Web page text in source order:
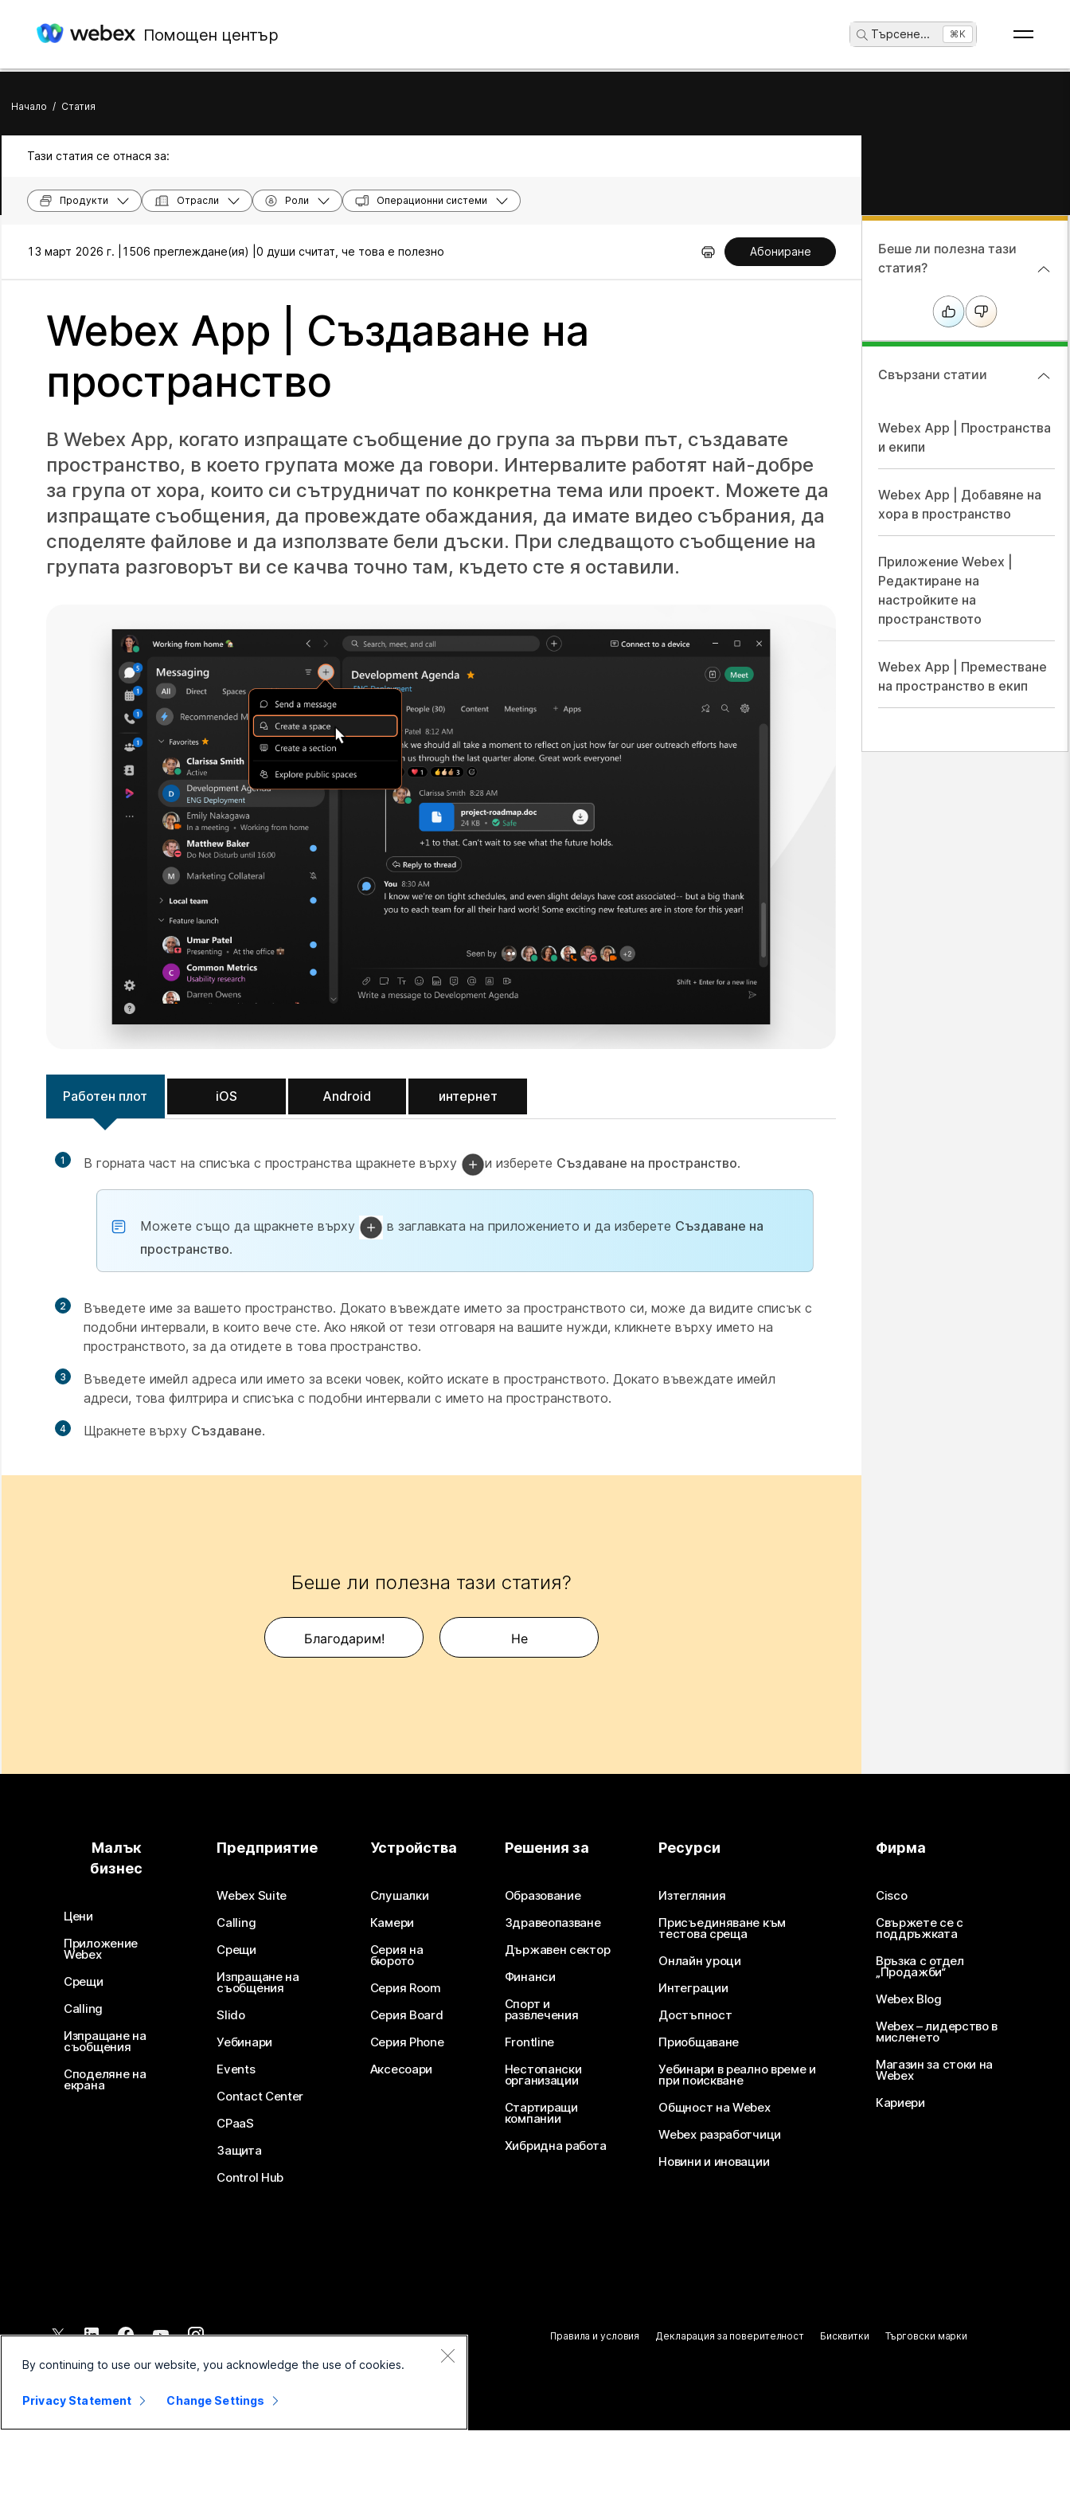
Помощен център Търсене... ⌘K
Начало / Статия
Тази статия се отнася за:
Продукти Отрасли Роли Операционни системи
13 март 2026 г. | 1506 преглеждане(ия) | 0 души считат, че това е полезно Абониране
Webex App | Създаване на
пространство
В Webex App, когато изпращате съобщение до група за първи път, създавате
пространство, в което групата може да говори. Интервалите работят най-добре
за група от хора, които си сътрудничат по конкретна тема или проект. Можете да
изпращате съобщения, да провеждате обаждания, да имате видео събрания, да
споделяте файлове и да използвате бели дъски. При следващото съобщение на
групата разговорът ви се качва точно там, където сте я оставили.
Работен плот iOS Android интернет
1 В горната част на списъка с пространства щракнете върху и изберете Създаване на пространство.
Можете също да щракнете върху в заглавката на приложението и да изберете Създаване на
пространство.
2
Въведете име за вашето пространство. Докато въвеждате името за пространството си, може да видите списък с
подобни интервали, в които вече сте. Ако някой от тези отговаря на вашите нужди, кликнете върху името на
пространството, за да отидете в това пространство.
3
Въведете имейл адреса или името за всеки човек, който искате в пространството. Докато въвеждате имейл
адреси, това филтрира и списъка с подобни интервали с името на пространството.
4 Щракнете върху Създаване.
Беше ли полезна тази статия?
Благодарим! Не
Беше ли полезна тази
статия?
Свързани статии
Webex App | Пространства
и екипи
Webex App | Добавяне на
хора в пространство
Приложение Webex |
Редактиране на
настройките на
пространството
Webex App | Преместване
на пространство в екип
Малък
бизнес
Цени
Приложение
Webex
Срещи
Calling
Изпращане на
съобщения
Споделяне на
екрана
Предприятие
Webex Suite
Calling
Срещи
Изпращане на
съобщения
Slido
Уебинари
Events
Contact Center
CPaaS
Защита
Control Hub
Устройства
Слушалки
Камери
Серия на
бюрото
Серия Room
Серия Board
Серия Phone
Аксесоари
Решения за
Образование
Здравеопазване
Държавен сектор
Финанси
Спорт и
развлечения
Frontline
Нестопански
организации
Стартиращи
компании
Хибридна работа
Ресурси
Изтегляния
Присъединяване към
тестова среща
Онлайн уроци
Интеграции
Достъпност
Приобщаване
Уебинари в реално време и
при поискване
Общност на Webex
Webex разработчици
Новини и иновации
Фирма
Cisco
Свържете се с
поддръжката
Връзка с отдел
„Продажби“
Webex Blog
Webex – лидерство в
мисленето
Магазин за стоки на
Webex
Кариери
2026 Cisco и/или техните филиали. Всички права запазени.
Правила и условия Декларация за поверителност Бисквитки Търговски марки
By continuing to use our website, you acknowledge the use of cookies.
Privacy Statement Change Settings